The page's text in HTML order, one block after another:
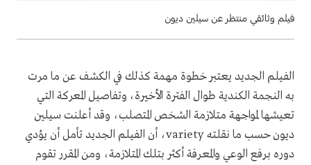
فيلم وثائقي منتظر عن سيلين ديون
الفيلم الجديد يعتبر خطوة مهمة كذلك في الكشف عن ما مرت
به النجمة الكندية طوال الفترة الأخيرة، وتفاصيل المعركة التي
تعيشها لمواجهة متلازمة الشخص المتصلب، وقد أعلنت سيلين
ديون حسب ما نقلته variety، أن الفيلم الجديد تأمل أن يؤدي
دوره برفع الوعي والمعرفة أكثر بتلك المتلازمة، ومن المقرر تقوم